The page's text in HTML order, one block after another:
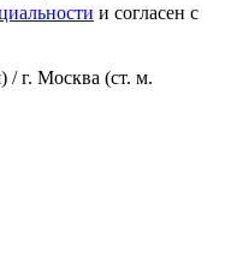
и согласен с
/ г. Москва (ст. м.